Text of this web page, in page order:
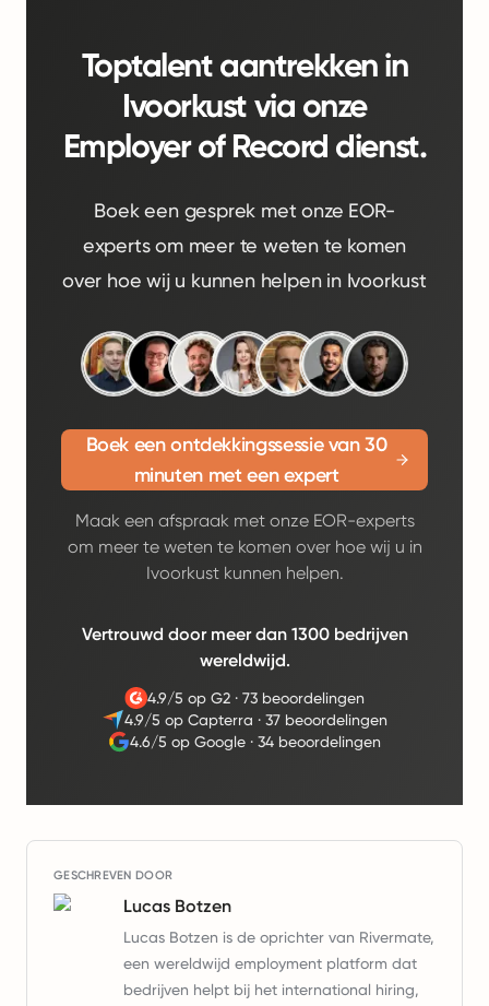
Toptalent aantrekken in
Ivoorkust via onze
Employer of Record dienst.
Boek een gesprek met onze EOR-
experts om meer te weten te komen
over hoe wij u kunnen helpen in Ivoorkust
Boek een ontdekkingssessie van 30
minuten met een expert
Maak een afspraak met onze EOR-experts
om meer te weten te komen over hoe wij u in
Ivoorkust kunnen helpen.
Vertrouwd door meer dan 1300 bedrijven
wereldwijd.
4.9/5 op G2· 73 beoordelingen
4.9/5 op Capterra · 37 beoordelingen
4.6/5 op Google ·34 beoordelingen
GESCHREVEN DOOR
Lucas Botzen
Lucas Botzen is de oprichter van Rivermate,
een wereldwijd employment platform dat
bedrijven helpt bij het international hiring,